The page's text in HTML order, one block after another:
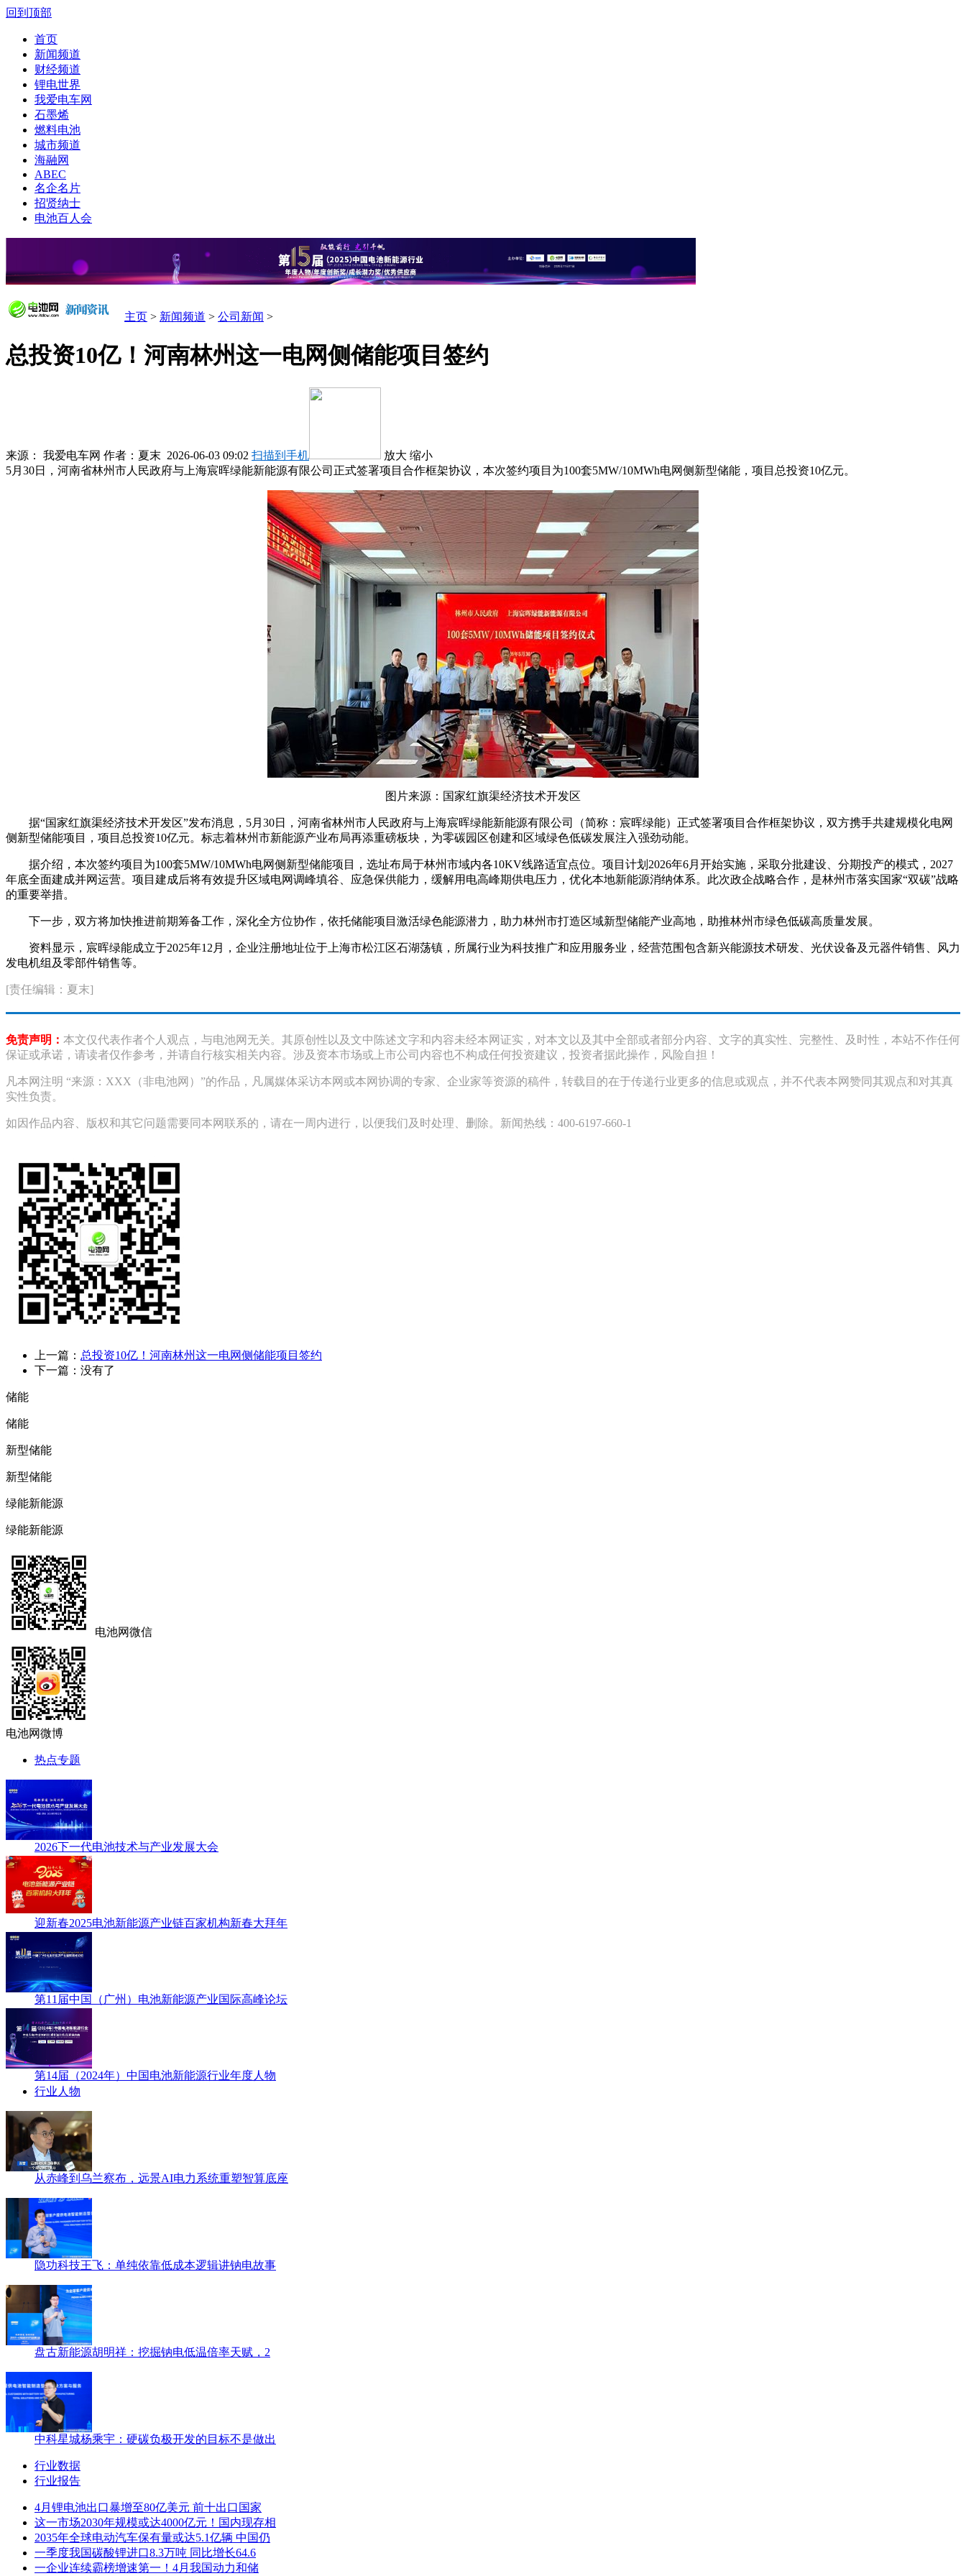
回到顶部
首页
新闻频道
财经频道
锂电世界
我爱电车网
石墨烯
燃料电池
城市频道
海融网
ABEC
名企名片
招贤纳士
电池百人会
主页 > 新闻频道 > 公司新闻 >
总投资10亿！河南林州这一电网侧储能项目签约
来源： 我爱电车网 作者： 夏末 2026-06-03 09:02 扫描到手机 放大 缩小
5月30日，河南省林州市人民政府与上海宸晖绿能新能源有限公司正式签署项目合作框架协议，本次签约项目为100套5MW/10MWh电网侧新型储能，项目总投资10亿元。
图片来源：国家红旗渠经济技术开发区
据“国家红旗渠经济技术开发区”发布消息，5月30日，河南省林州市人民政府与上海宸晖绿能新能源有限公司（简称：宸晖绿能）正式签署项目合作框架协议，双方携手共建规模化电网
侧新型储能项目，项目总投资10亿元。 标志着林州市新能源产业布局再添重磅板块，为零碳园区创建和区域绿色低碳发展注入强劲动能。
据介绍，本次签约项目为100套5MW/10MWh电网侧新型储能项目，选址布局于林州市域内各10KV线路适宜点位。 项目计划2026年6月开始实施，采取分批建设、分期投产的模式，2027
年底全面建成并网运营。项目建成后将有效提升区域电网调峰填谷、应急保供能力，缓解用电高峰期供电压力，优化本地新能源消纳体系。此次政企战略合作，是林州市落实国家“双碳”战略
的重要举措。
下一步，双方将加快推进前期筹备工作，深化全方位协作，依托储能项目激活绿色能源潜力，助力林州市打造区域新型储能产业高地，助推林州市绿色低碳高质量发展。
资料显示，宸晖绿能成立于2025年12月，企业注册地址位于上海市松江区石湖荡镇，所属行业为科技推广和应用服务业，经营范围包含新兴能源技术研发、光伏设备及元器件销售、风力
发电机组及零部件销售等。
[责任编辑：夏末]
免责声明： 本文仅代表作者个人观点，与电池网无关。其原创性以及文中陈述文字和内容未经本网证实，对本文以及其中全部或者部分内容、文字的真实性、完整性、及时性，本站不作任何
保证或承诺，请读者仅作参考，并请自行核实相关内容。涉及资本市场或上市公司内容也不构成任何投资建议，投资者据此操作，风险自担！
凡本网注明 “来源：XXX（非电池网）”的作品，凡属媒体采访本网或本网协调的专家、企业家等资源的稿件，转载目的在于传递行业更多的信息或观点，并不代表本网赞同其观点和对其真
实性负责。
如因作品内容、版权和其它问题需要同本网联系的，请在一周内进行，以便我们及时处理、删除。新闻热线：400-6197-660-1
上一篇： 总投资10亿！河南林州这一电网侧储能项目签约
下一篇：没有了
储能
储能
新型储能
新型储能
绿能新能源
绿能新能源
电池网微信
电池网微博
热点专题
2026下一代电池技术与产业发展大会
迎新春2025电池新能源产业链百家机构新春大拜年
第11届中国（广州）电池新能源产业国际高峰论坛
第14届（2024年）中国电池新能源行业年度人物
行业人物
从赤峰到乌兰察布，远景AI电力系统重塑智算底座
隐功科技王飞：单纯依靠低成本逻辑讲钠电故事
盘古新能源胡明祥：挖掘钠电低温倍率天赋，2
中科星城杨乘宇：硬碳负极开发的目标不是做出
行业数据
行业报告
4月锂电池出口暴增至80亿美元 前十出口国家
这一市场2030年规模或达4000亿元！国内现存相
2035年全球电动汽车保有量或达5.1亿辆 中国仍
一季度我国碳酸锂进口8.3万吨 同比增长64.6
一企业连续霸榜增速第一！4月我国动力和储